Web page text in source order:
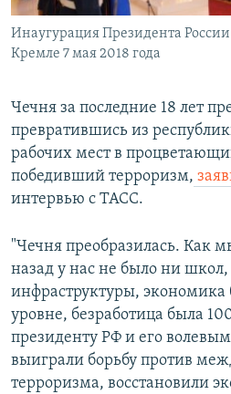
Все сайты РСЕ/РС
Инаугурация Президента
Кремле 7 мая 2018 года
Чечня за последние 18 лет
превратившись из
рабочих мест в
победивший терроризм,
интервью с ТАСС.
"Чечня преобразилась. Как
назад у нас не было ни
инфраструктуры, экономика
уровне, безработица была
президенту РФ и его
выиграли борьбу против
терроризма, восстановили